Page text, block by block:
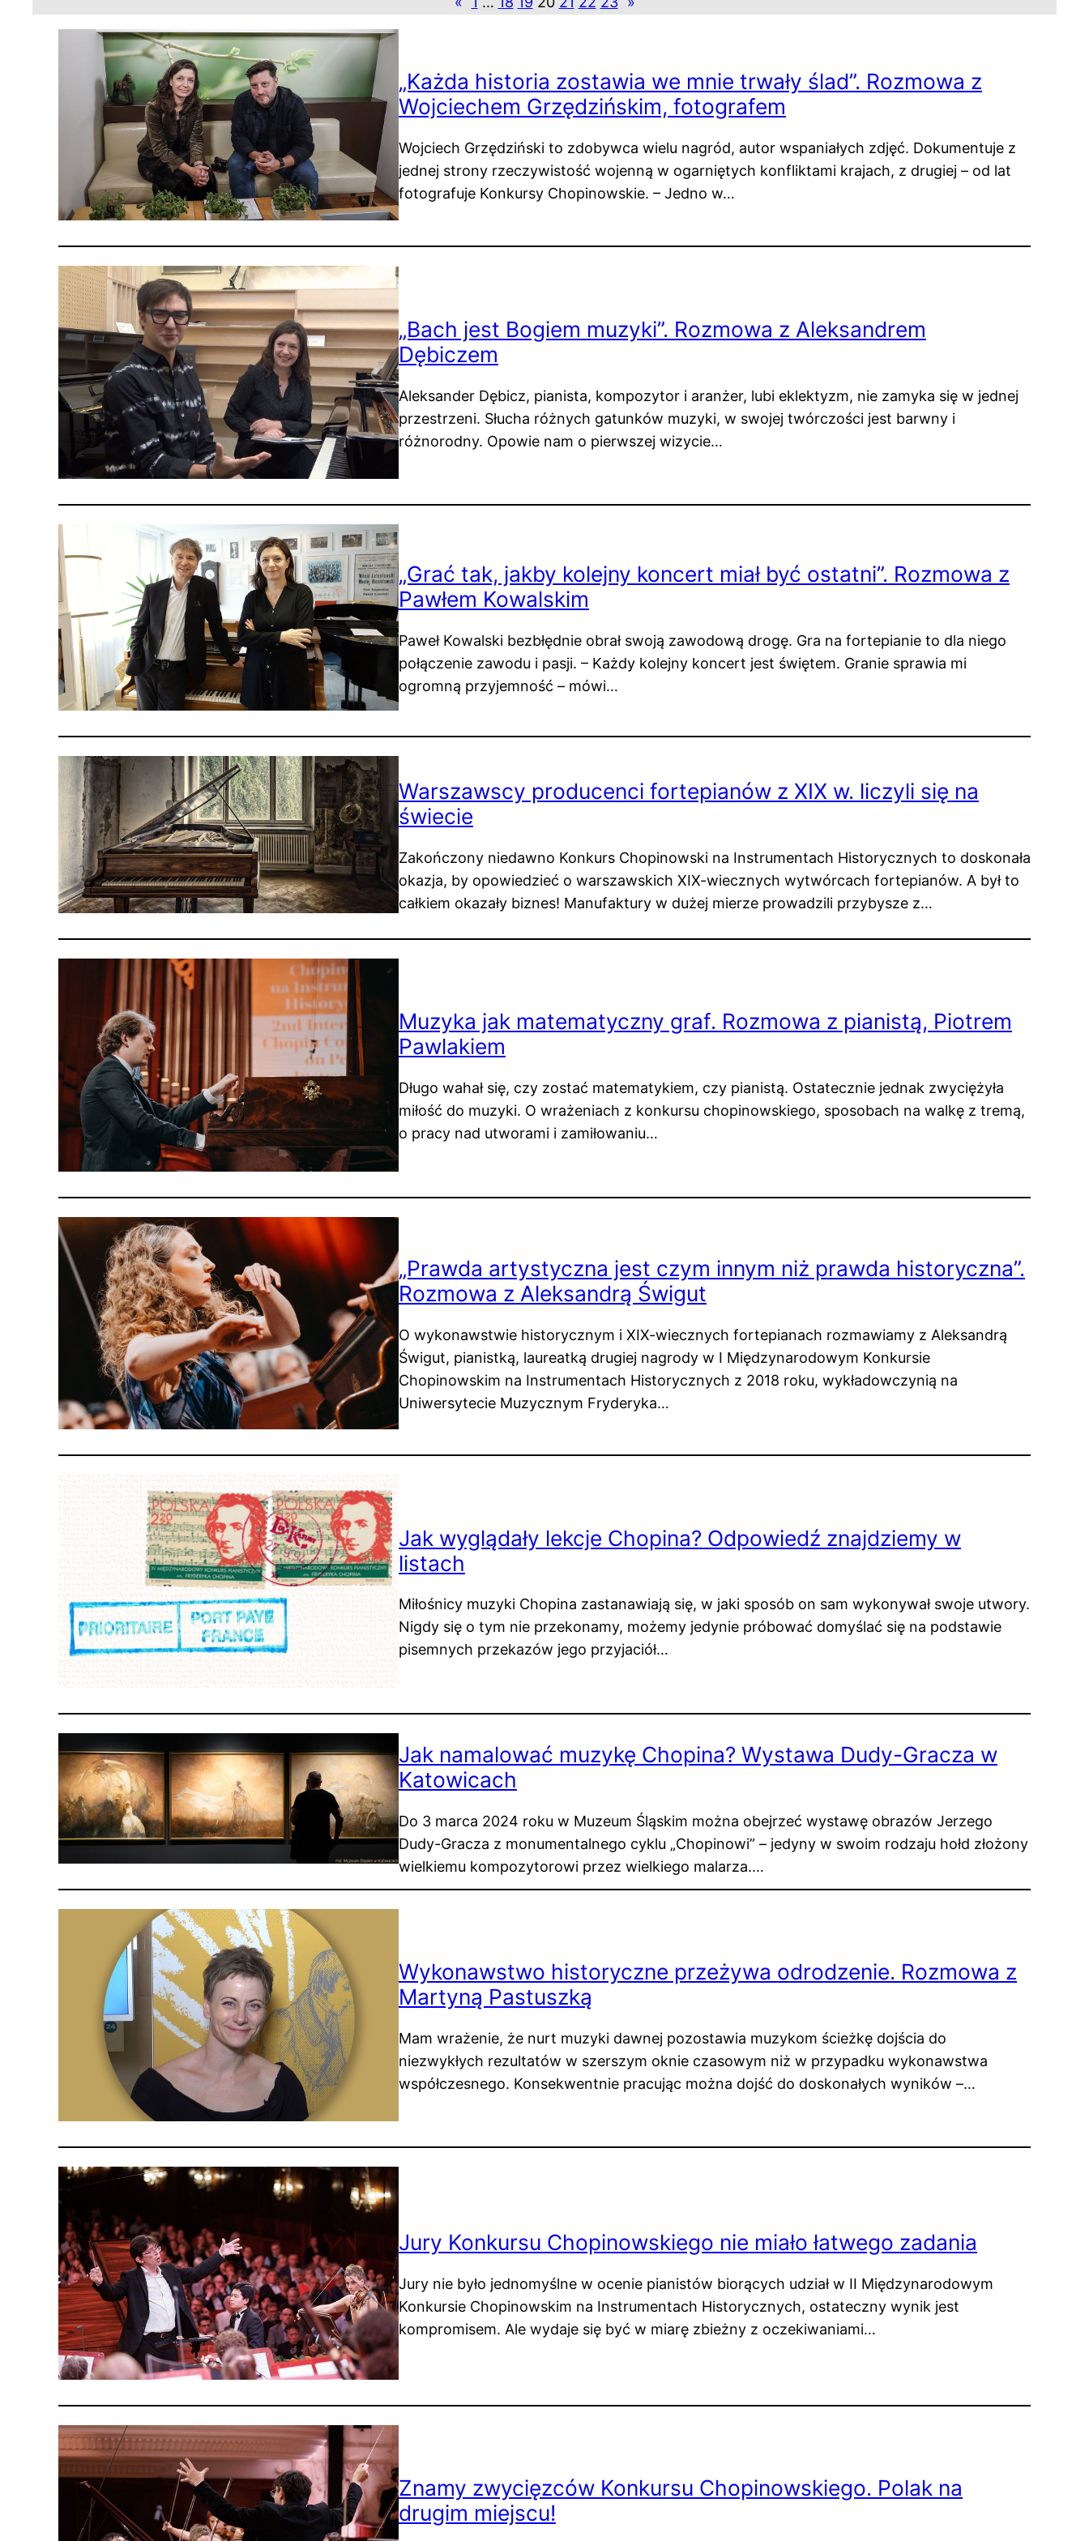
„Każda historia zostawia we mnie trwały ślad”. Rozmowa z
Wojciechem Grzędzińskim, fotografem
Wojciech Grzędziński to zdobywca wielu nagród, autor wspaniałych zdjęć. Dokumentuje z
jednej strony rzeczywistość wojenną w ogarniętych konfliktami krajach, z drugiej – od lat
fotografuje Konkursy Chopinowskie. – Jedno w…
„Bach jest Bogiem muzyki”. Rozmowa z Aleksandrem
Dębiczem
Aleksander Dębicz, pianista, kompozytor i aranżer, lubi eklektyzm, nie zamyka się w jednej
przestrzeni. Słucha różnych gatunków muzyki, w swojej twórczości jest barwny i
różnorodny. Opowie nam o pierwszej wizycie…
„Grać tak, jakby kolejny koncert miał być ostatni”. Rozmowa z
Pawłem Kowalskim
Paweł Kowalski bezbłędnie obrał swoją zawodową drogę. Gra na fortepianie to dla niego
połączenie zawodu i pasji. – Każdy kolejny koncert jest świętem. Granie sprawia mi
ogromną przyjemność – mówi…
Warszawscy producenci fortepianów z XIX w. liczyli się na
świecie
Zakończony niedawno Konkurs Chopinowski na Instrumentach Historycznych to doskonała
okazja, by opowiedzieć o warszawskich XIX-wiecznych wytwórcach fortepianów. A był to
całkiem okazały biznes! Manufaktury w dużej mierze prowadzili przybysze z…
Muzyka jak matematyczny graf. Rozmowa z pianistą, Piotrem
Pawlakiem
Długo wahał się, czy zostać matematykiem, czy pianistą. Ostatecznie jednak zwyciężyła
miłość do muzyki. O wrażeniach z konkursu chopinowskiego, sposobach na walkę z tremą,
o pracy nad utworami i zamiłowaniu…
„Prawda artystyczna jest czym innym niż prawda historyczna”.
Rozmowa z Aleksandrą Świgut
O wykonawstwie historycznym i XIX-wiecznych fortepianach rozmawiamy z Aleksandrą
Świgut, pianistką, laureatką drugiej nagrody w I Międzynarodowym Konkursie
Chopinowskim na Instrumentach Historycznych z 2018 roku, wykładowczynią na
Uniwersytecie Muzycznym Fryderyka…
Jak wyglądały lekcje Chopina? Odpowiedź znajdziemy w
listach
Miłośnicy muzyki Chopina zastanawiają się, w jaki sposób on sam wykonywał swoje utwory.
Nigdy się o tym nie przekonamy, możemy jedynie próbować domyślać się na podstawie
pisemnych przekazów jego przyjaciół…
Jak namalować muzykę Chopina? Wystawa Dudy-Gracza w
Katowicach
Do 3 marca 2024 roku w Muzeum Śląskim można obejrzeć wystawę obrazów Jerzego
Dudy-Gracza z monumentalnego cyklu „Chopinowi” – jedyny w swoim rodzaju hołd złożony
wielkiemu kompozytorowi przez wielkiego malarza.…
Wykonawstwo historyczne przeżywa odrodzenie. Rozmowa z
Martyną Pastuszką
Mam wrażenie, że nurt muzyki dawnej pozostawia muzykom ścieżkę dojścia do
niezwykłych rezultatów w szerszym oknie czasowym niż w przypadku wykonawstwa
współczesnego. Konsekwentnie pracując można dojść do doskonałych wyników –…
Jury Konkursu Chopinowskiego nie miało łatwego zadania
Jury nie było jednomyślne w ocenie pianistów biorących udział w II Międzynarodowym
Konkursie Chopinowskim na Instrumentach Historycznych, ostateczny wynik jest
kompromisem. Ale wydaje się być w miarę zbieżny z oczekiwaniami…
Znamy zwycięzców Konkursu Chopinowskiego. Polak na
drugim miejscu!